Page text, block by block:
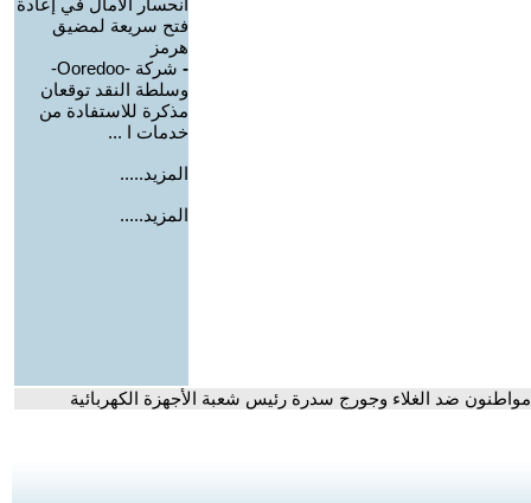
انحسار الآمال في إعادة
فتح سريعة لمضيق
هرمز
-
شركة -Ooredoo-
وسلطة النقد توقعان
مذكرة للاستفادة من
خدمات ا ...
المزيد.....
المزيد.....
ضد الغلاء وجورج سدرة رئيس شعبة الأجهزة الكهربائية